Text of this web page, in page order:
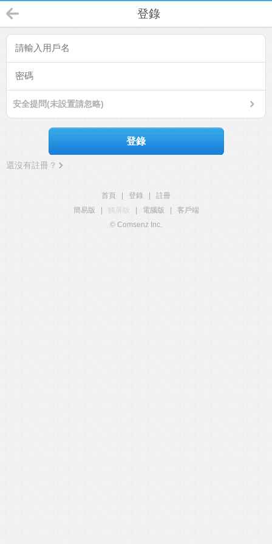
登錄
安全提問(未設置請忽略)
登錄
還沒有註冊？
首頁 登錄
註冊
簡易版
觸屏版 電腦版
客戶端
© Comsenz Inc.